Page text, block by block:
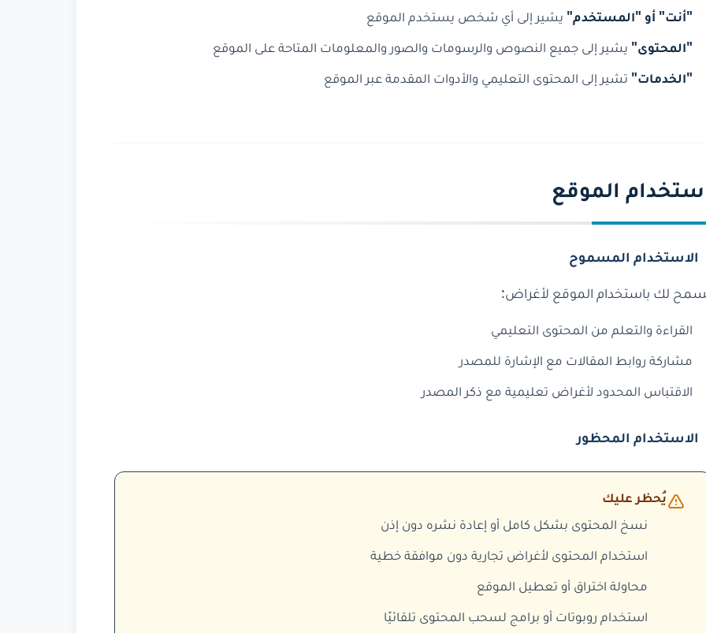
"أنت" أو "المستخدم" يشير إلى أي شخص يستخدم الموقع
"المحتوى" يشير إلى جميع النصوص والرسومات والصور والمعلومات المتاحة على الموقع
"الخدمات" تشير إلى المحتوى التعليمي والأدوات المقدمة عبر الموقع
الموقع
الاستخدام المسموح
لك باستخدام الموقع لأغراض:
القراءة والتعلم من المحتوى التعليمي
مشاركة روابط المقالات مع الإشارة للمصدر
الاقتباس المحدود لأغراض تعليمية مع ذكر المصدر
الاستخدام المحظور
يُحظر عليك
نسخ المحتوى بشكل كامل أو إعادة نشره دون إذن
استخدام المحتوى لأغراض تجارية دون موافقة خطية
محاولة اختراق أو تعطيل الموقع
استخدام روبوتات أو برامج لسحب المحتوى تلقائيًا